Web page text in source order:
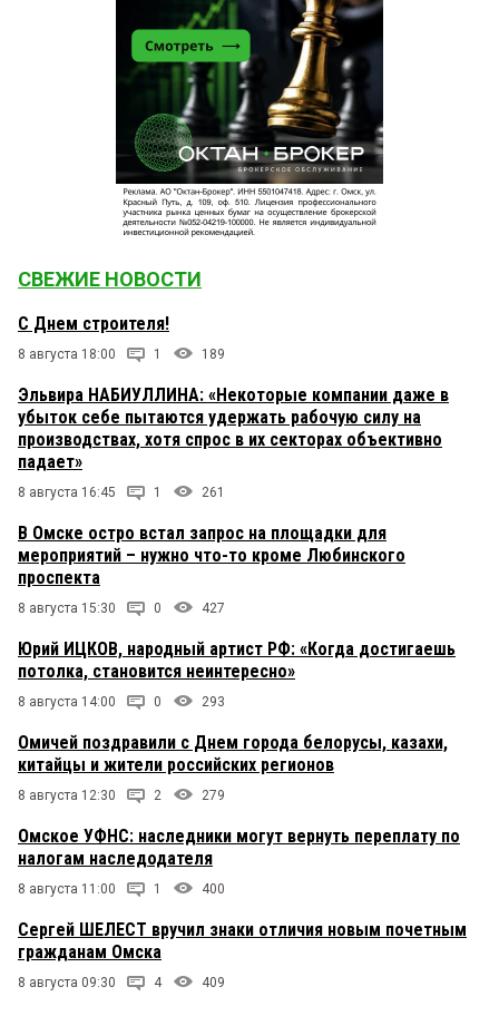
СВЕЖИЕ НОВОСТИ
С Днем строителя!
8 августа 18:00 1 189
Эльвира НАБИУЛЛИНА: «Некоторые компании даже в
убыток себе пытаются удержать рабочую силу на
производствах, хотя спрос в их секторах объективно
падает»
8 августа 16:45 1 261
В Омске остро встал запрос на площадки для
мероприятий – нужно что-то кроме Любинского
проспекта
8 августа 15:30 0 427
Юрий ИЦКОВ, народный артист РФ: «Когда достигаешь
потолка, становится неинтересно»
8 августа 14:00 0 293
Омичей поздравили с Днем города белорусы, казахи,
китайцы и жители российских регионов
8 августа 12:30 2 279
Омское УФНС: наследники могут вернуть переплату по
налогам наследодателя
8 августа 11:00 1 400
Сергей ШЕЛЕСТ вручил знаки отличия новым почетным
гражданам Омска
8 августа 09:30 4 409